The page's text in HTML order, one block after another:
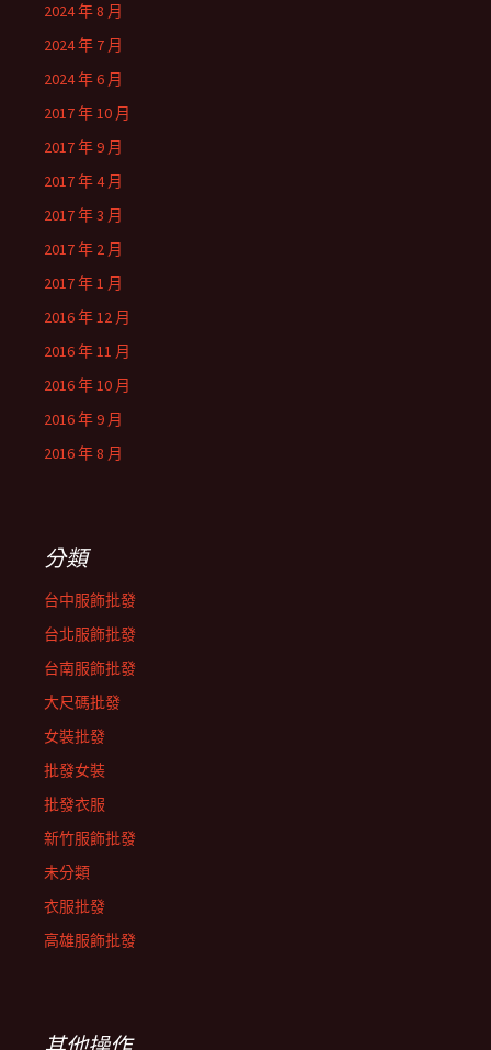
2024 年 8 月
2024 年 7 月
2024 年 6 月
2017 年 10 月
2017 年 9 月
2017 年 4 月
2017 年 3 月
2017 年 2 月
2017 年 1 月
2016 年 12 月
2016 年 11 月
2016 年 10 月
2016 年 9 月
2016 年 8 月
分類
台中服飾批發
台北服飾批發
台南服飾批發
大尺碼批發
女裝批發
批發女裝
批發衣服
新竹服飾批發
未分類
衣服批發
高雄服飾批發